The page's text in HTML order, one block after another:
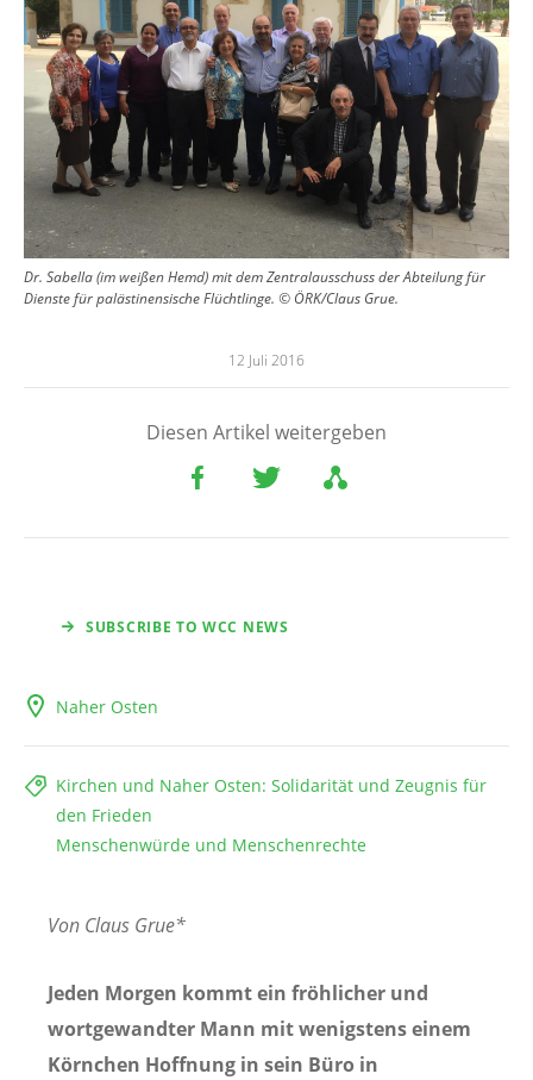
Dr. Sabella (im weißen Hemd) mit dem Zentralausschuss der Abteilung für
Dienste für palästinensische Flüchtlinge. © ÖRK/Claus Grue.
12 Juli 2016
Diesen Artikel weitergeben
SUBSCRIBE TO WCC NEWS
Naher Osten
Kirchen und Naher Osten: Solidarität und Zeugnis für
den Frieden
Menschenwürde und Menschenrechte
Von Claus Grue*
Jeden Morgen kommt ein fröhlicher und
wortgewandter Mann mit wenigstens einem
Körnchen Hoffnung in sein Büro in